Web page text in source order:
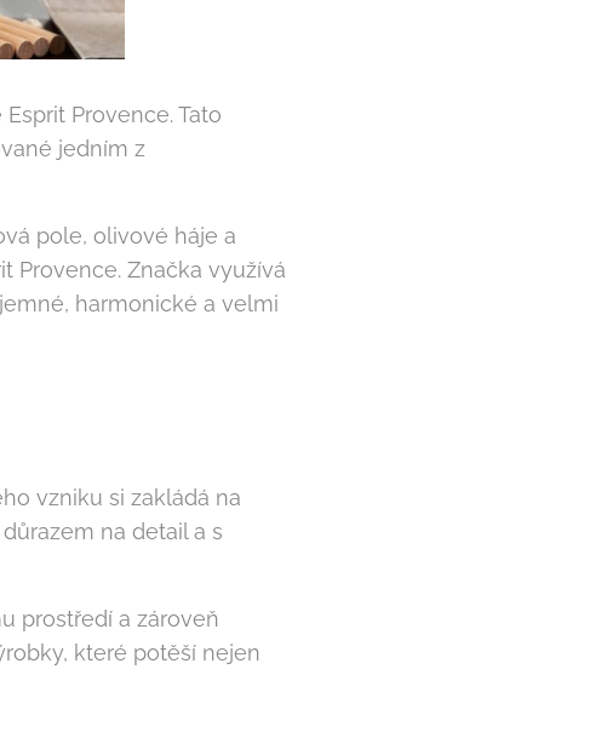
Provence. Tato
jedním z
pole, olivové háje a
Provence. Značka využívá
harmonické a velmi
vzniku si zakládá na
na detail a s
prostředí a zároveň
které potěší nejen